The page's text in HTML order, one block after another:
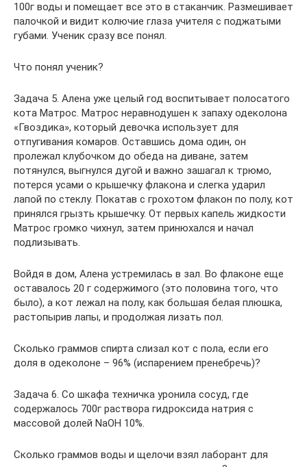
100г воды и помещает все это в стаканчик. Размешивает
палочкой и видит колючие глаза учителя с поджатыми
губами. Ученик сразу все понял.
Что понял ученик?
Задача 5. Алена уже целый год воспитывает полосатого
кота Матрос. Матрос неравнодушен к запаху одеколона
«Гвоздика», который девочка использует для
отпугивания комаров. Оставшись дома один, он
пролежал клубочком до обеда на диване, затем
потянулся, выгнулся дугой и важно зашагал к трюмо,
потерся усами о крышечку флакона и слегка ударил
лапой по стеклу. Покатав с грохотом флакон по полу, кот
принялся грызть крышечку. От первых капель жидкости
Матрос громко чихнул, затем принюхался и начал
подлизывать.
Войдя в дом, Алена устремилась в зал. Во флаконе еще
оставалось 20 г содержимого (это половина того, что
было), а кот лежал на полу, как большая белая плюшка,
растопырив лапы, и продолжая лизать пол.
Сколько граммов спирта слизал кот с пола, если его
доля в одеколоне – 96% (испарением пренебречь)?
Задача 6. Со шкафа техничка уронила сосуд, где
содержалось 700г раствора гидроксида натрия с
массовой долей NaOH 10%.
Сколько граммов воды и щелочи взял лаборант для